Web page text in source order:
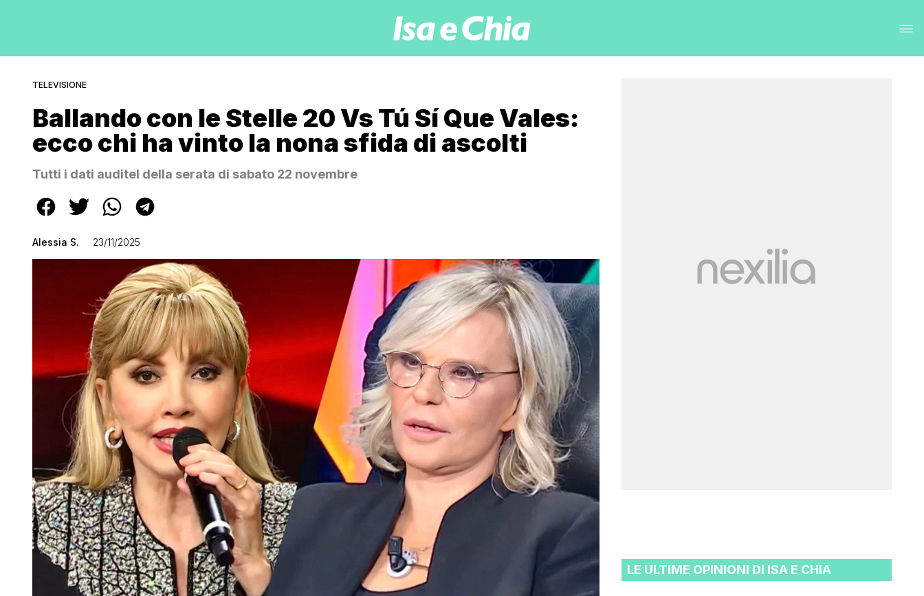
TELEVISIONE
Ballando con le Stelle 20 Vs Tú Sí Que Vales:
ecco chi ha vinto la nona sfida di ascolti
Tutti i dati auditel della serata di sabato 22 novembre
Alessia S. 23/11/2025
LE ULTIME OPINIONI DI ISA E CHIA